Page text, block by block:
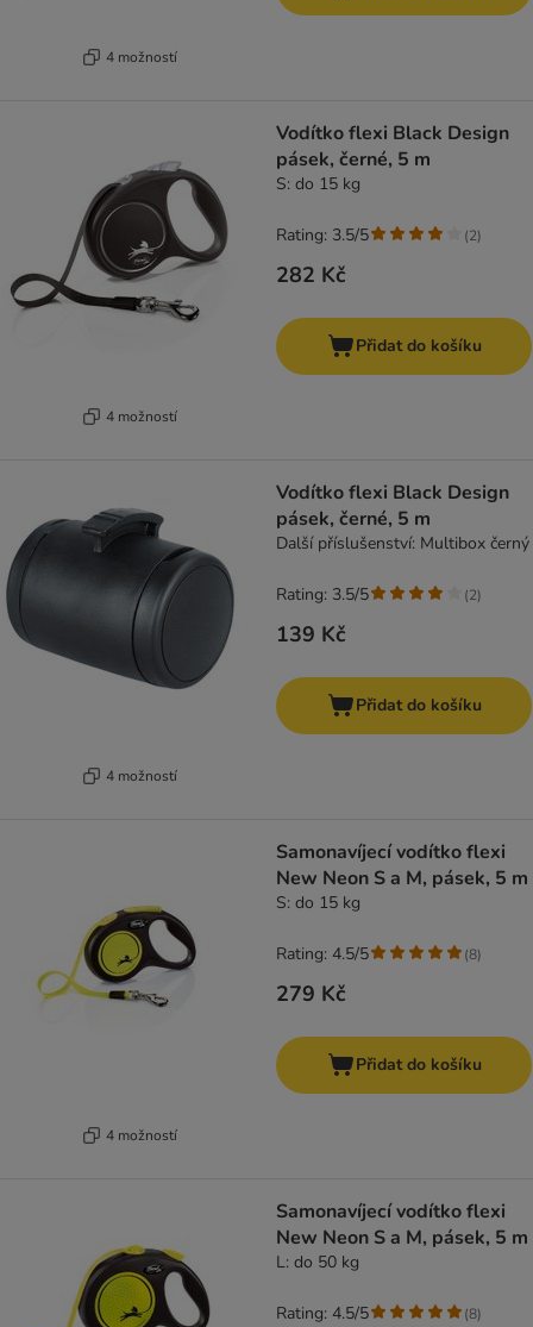
4 možností
4 možností
Vodítko flexi Black Design
pásek, černé, 5 m
S: do 15 kg
282 Kč
Rating: 3.5/5 (2)
Přidat do košíku
4 možností
Vodítko flexi Black Design
pásek, černé, 5 m
Další příslušenství: Multibox černý
139 Kč
Rating: 3.5/5 (2)
Přidat do košíku
4 možností
Samonavíjecí vodítko flexi
New Neon S a M, pásek, 5 m
S: do 15 kg
279 Kč
Rating: 4.5/5 (8)
Přidat do košíku
Samonavíjecí vodítko flexi
New Neon S a M, pásek, 5 m
L: do 50 kg
Rating: 4.5/5 (8)